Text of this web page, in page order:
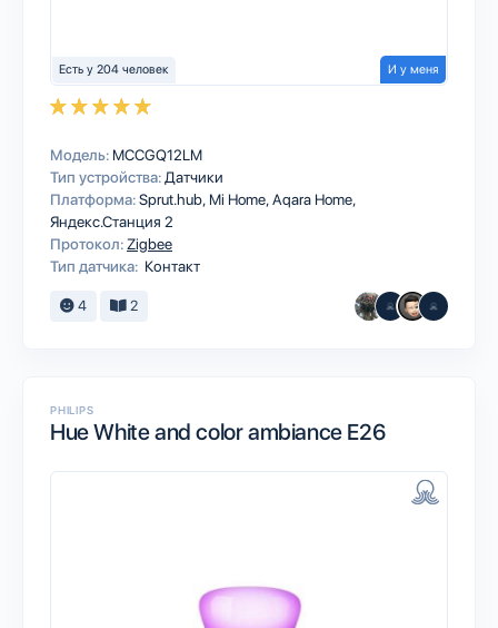
Есть у 204 человек И у меня
Модель: MCCGQ12LM
Тип устройства:Датчики
Платформа:Sprut.hub Mi HomeAqara Home
Яндекс.Станция 2
Протокол:Zigbee
Тип датчика: Контакт
4 2
PHILIPS
Hue White and color ambiance E26